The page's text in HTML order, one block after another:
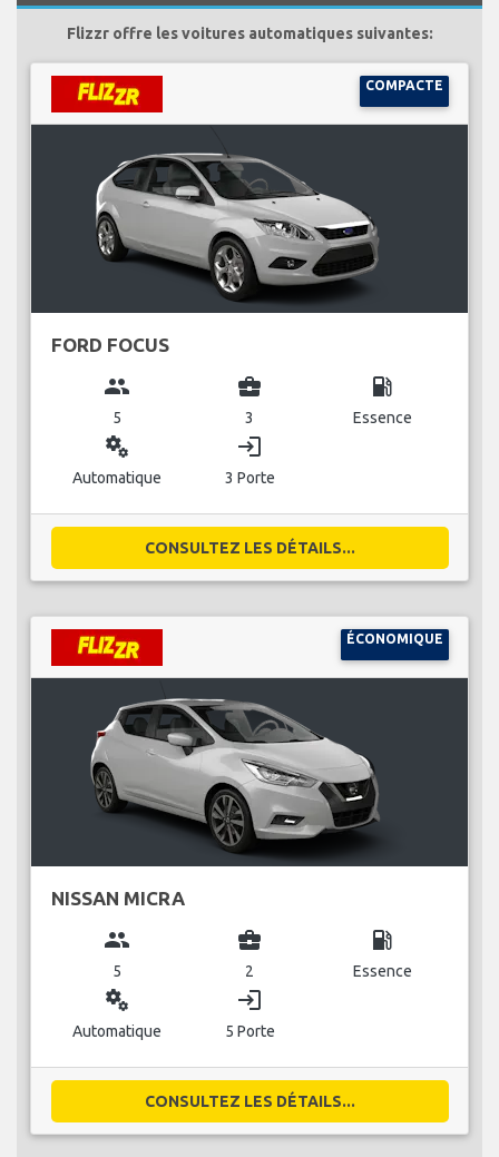
Flizzr offre les voitures automatiques suivantes:
COMPACTE
FORD FOCUS
group
5
business_center
3
local_gas_station
Essence
miscellaneous_services
Automatique
login
3 Porte
CONSULTEZ LES DÉTAILS...
ÉCONOMIQUE
NISSAN MICRA
group
5
business_center
2
local_gas_station
Essence
miscellaneous_services
Automatique
login
5 Porte
CONSULTEZ LES DÉTAILS...